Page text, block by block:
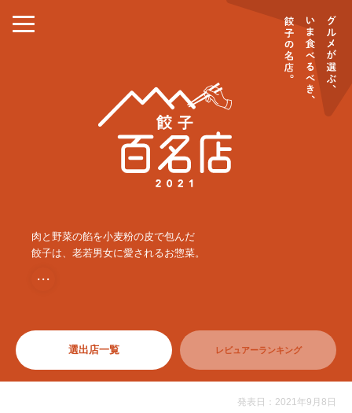
肉と野菜の餡を小麦粉の皮で包んだ
餃子は、老若男女に愛されるお惣菜。
・・・
選出店一覧 レビュアーランキング
発表日：2021年9月8日